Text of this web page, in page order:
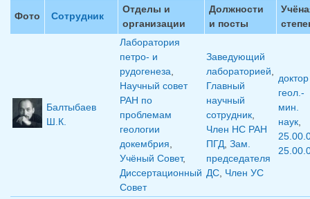
Фото Сотрудник
Отделы и
организации
Должности
и посты
Балтыбаев
Ш.К.
Лаборатория
петро- и
рудогенеза
Научный совет
РАН по
проблемам
геологии
докембрия
Учёный Совет,
Диссертационный
Совет
Заведующий
лабораторией
Главный
научный
сотрудник
Член НС РАН
ПГД Зам.
председателя
ДС Член УС
доктор
геол.-
мин.
наук